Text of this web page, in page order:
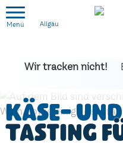
Allgäu
Wir tracken nicht!
Käse-
Tasting